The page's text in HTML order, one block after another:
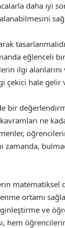
daha iyi
eğlenceli
ilgi
çekici hale gelir
bir
ne
zamanda,
ortamı
ve
hem